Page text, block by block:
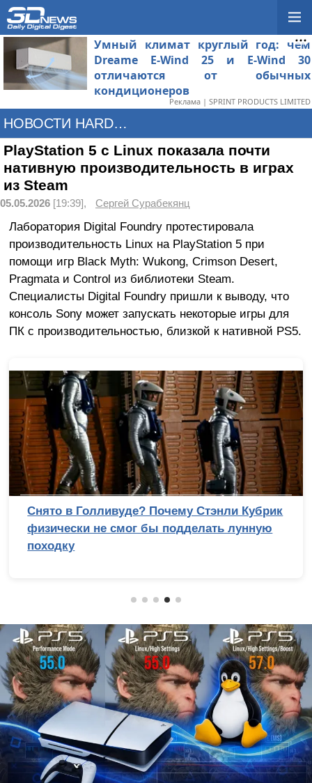
Умный климат круглый год: чем
Dreame E-Wind 25 и E-Wind 30
отличаются от обычных
кондиционеров
Реклама | SPRINT PRODUCTS LIMITED
НОВОСТИ HARDWARE
PlayStation 5 с Linux показала почти
нативную производительность в играх
из Steam
05.05.2026 [19:39], Сергей Сурабекянц
Лаборатория Digital Foundry протестировала
производительность Linux на PlayStation 5 при
помощи игр Black Myth: Wukong, Crimson Desert,
Pragmata и Control из библиотеки Steam.
Специалисты Digital Foundry пришли к выводу, что
консоль Sony может запускать некоторые игры для
ПК с производительностью, близкой к нативной PS5.
Снято в Голливуде? Почему Стэнли Кубрик
физически не смог бы подделать лунную
походку